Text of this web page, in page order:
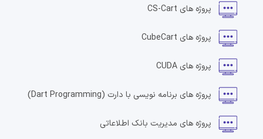
پروژه های CS-Cart
پروژه های CubeCart
پروژه های CUDA
پروژه های برنامه نویسی با دارت (Dart Programming)
پروژه های مدیریت بانک اطلاعاتی